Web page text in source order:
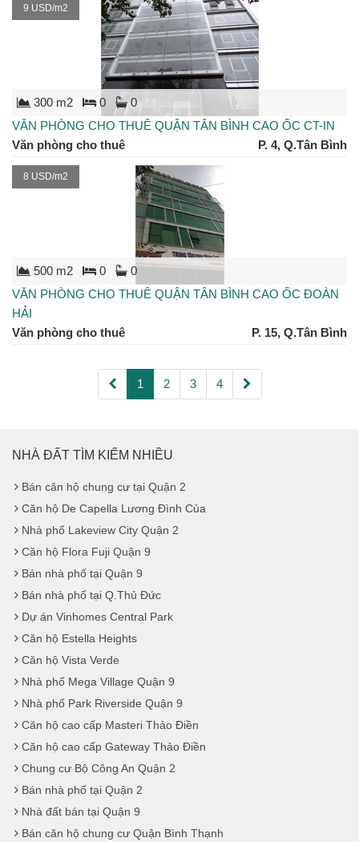
300 m2 0 0
9 USD/m2
VĂN PHÒNG CHO THUÊ QUẬN TÂN BÌNH CAO ỐC CT-IN
Văn phòng cho thuê
P. 4, Q.Tân Bình
500 m2 0 0
8 USD/m2
VĂN PHÒNG CHO THUÊ QUẬN TÂN BÌNH CAO ỐC ĐOÀN
HẢI
Văn phòng cho thuê
P. 15, Q.Tân Bình
1 2 3 4
NHÀ ĐẤT TÌM KIẾM NHIỀU
Bán căn hộ chung cư tại Quận 2
Căn hộ De Capella Lương Đình Của
Nhà phố Lakeview City Quận 2
Căn hộ Flora Fuji Quận 9
Bán nhà phố tại Quận 9
Bán nhà phố tại Q.Thủ Đức
Dự án Vinhomes Central Park
Căn hộ Estella Heights
Căn hộ Vista Verde
Nhà phố Mega Village Quận 9
Nhà phố Park Riverside Quận 9
Căn hộ cao cấp Masteri Thảo Điền
Căn hộ cao cấp Gateway Thảo Điền
Chung cư Bộ Công An Quận 2
Bán nhà phố tại Quận 2
Nhà đất bán tại Quận 9
Bán căn hộ chung cư Quận Bình Thạnh